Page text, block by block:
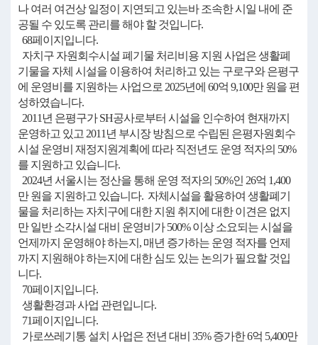
나 여러 여건상 일정이 지연되고 있는바 조속한 시일 내에 준
공될 수 있도록 관리를 해야 할 것입니다.
68페이지입니다.
자치구 자원회수시설 폐기물 처리비용 지원 사업은 생활폐
기물을 자체 시설을 이용하여 처리하고 있는 구로구와 은평구
에 운영비를 지원하는 사업으로 2025년에 60억 9,100만 원을 편
성하였습니다.
2011년 은평구가 SH공사로부터 시설을 인수하여 현재까지
운영하고 있고 2011년 부시장 방침으로 수립된 은평자원회수
시설 운영비 재정지원계획에 따라 직전년도 운영 적자의 50%
를 지원하고 있습니다.
2024년 서울시는 정산을 통해 운영 적자의 50%인 26억 1,400
만 원을 지원하고 있습니다. 자체시설을 활용하여 생활폐기
물을 처리하는 자치구에 대한 지원 취지에 대한 이견은 없지
만 일반 소각시설 대비 운영비가 500% 이상 소요되는 시설을
언제까지 운영해야 하는지, 매년 증가하는 운영 적자를 언제
까지 지원해야 하는지에 대한 심도 있는 논의가 필요할 것입
니다.
70페이지입니다.
생활환경과 사업 관련입니다.
71페이지입니다.
가로쓰레기통 설치 사업은 전년 대비 35% 증가한 6억 5,400만